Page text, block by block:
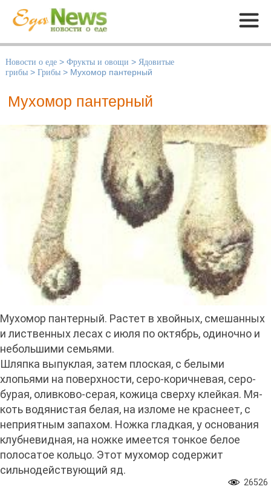
Меню
Новости о еде > Фрукты и овощи > Ядовитые
грибы > Грибы > Мухомор пантерный
Мухомор пантерный
Мухомор пантерный. Растет в хвойных, смешанных
и лиственных лесах с июля по октябрь, одиночно и
небольшими семьями.
Шляпка выпуклая, затем плоская, с белыми
хлопьями на поверхности, серо-коричневая, серо-
бурая, оливково-серая, кожица сверху клейкая. Мя­
коть водянистая белая, на изломе не краснеет, с
неприятным запахом. Ножка гладкая, у основания
клубневидная, на ножке имеется тонкое белое
полоса­тое кольцо. Этот мухомор содержит
сильнодействующий яд.
26526